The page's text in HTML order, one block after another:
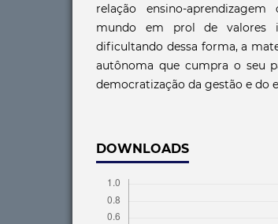
relação ensino-
mundo em prol de valores
dificultando dessa forma, a
autônoma que cumpra o seu
democratização da gestão e do
DOWNLOADS